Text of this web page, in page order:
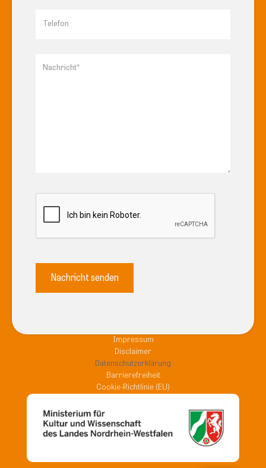
Impressum
Disclaimer
Datenschutzerklärung
Barrierefreiheit
Cookie-Richtlinie (EU)